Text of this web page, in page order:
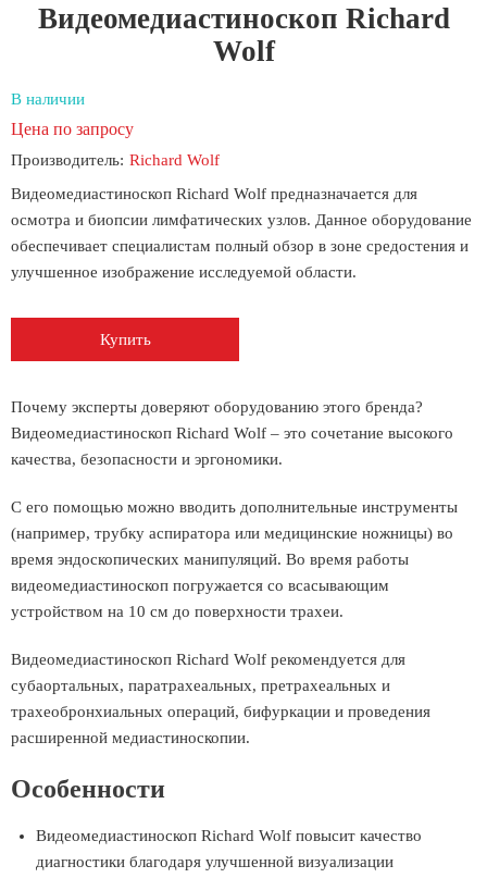
Видеомедиастиноскоп Richard
Wolf
В наличии
Цена по запросу
Производитель: Richard Wolf
Видеомедиастиноскоп Richard Wolf предназначается для
осмотра и биопсии лимфатических узлов. Данное оборудование
обеспечивает специалистам полный обзор в зоне средостения и
улучшенное изображение исследуемой области.
Купить
Почему эксперты доверяют оборудованию этого бренда?
Видеомедиастиноскоп Richard Wolf – это сочетание высокого
качества, безопасности и эргономики.
С его помощью можно вводить дополнительные инструменты
(например, трубку аспиратора или медицинские ножницы) во
время эндоскопических манипуляций. Во время работы
видеомедиастиноскоп погружается со всасывающим
устройством на 10 см до поверхности трахеи.
Видеомедиастиноскоп Richard Wolf рекомендуется для
субаортальных, паратрахеальных, претрахеальных и
трахеобронхиальных операций, бифуркации и проведения
расширенной медиастиноскопии.
Особенности
Видеомедиастиноскоп Richard Wolf повысит качество
диагностики благодаря улучшенной визуализации